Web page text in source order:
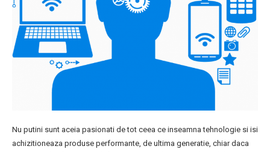
Nu putini sunt aceia pasionati de tot ceea ce inseamna tehnologie si isi
achizitioneaza produse performante, de ultima generatie, chiar daca